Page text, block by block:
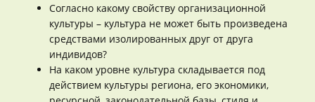
Согласно какому свойству организационной
культуры – культура не может быть произведена
средствами изолированных друг от друга
индивидов?
На каком уровне культура складывается под
действием культуры региона, его экономики,